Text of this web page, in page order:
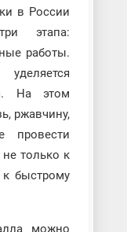
в России
этапа:
работы.
На этом
ржавчину,
провести
только к
быстрому
можно